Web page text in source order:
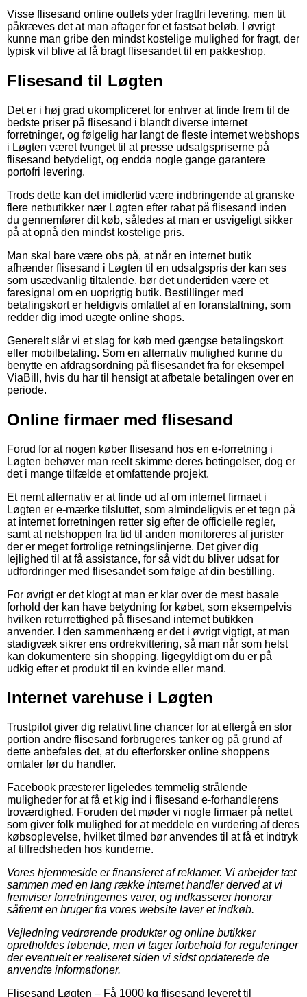
Visse flisesand online outlets yder fragtfri levering, men tit
påkræves det at man aftager for et fastsat beløb. I øvrigt
kunne man gribe den mindst kostelige mulighed for fragt, der
typisk vil blive at få bragt flisesandet til en pakkeshop.
Flisesand til Løgten
Det er i høj grad ukompliceret for enhver at finde frem til de
bedste priser på flisesand i blandt diverse internet
forretninger, og følgelig har langt de fleste internet webshops
i Løgten været tvunget til at presse udsalgspriserne på
flisesand betydeligt, og endda nogle gange garantere
portofri levering.
Trods dette kan det imidlertid være indbringende at granske
flere netbutikker nær Løgten efter rabat på flisesand inden
du gennemfører dit køb, således at man er usvigeligt sikker
på at opnå den mindst kostelige pris.
Man skal bare være obs på, at når en internet butik
afhænder flisesand i Løgten til en udsalgspris der kan ses
som usædvanlig tiltalende, bør det undertiden være et
faresignal om en uoprigtig butik. Bestillinger med
betalingskort er heldigvis omfattet af en foranstaltning, som
redder dig imod uægte online shops.
Generelt slår vi et slag for køb med gængse betalingskort
eller mobilbetaling. Som en alternativ mulighed kunne du
benytte en afdragsordning på flisesandet fra for eksempel
ViaBill, hvis du har til hensigt at afbetale betalingen over en
periode.
Online firmaer med flisesand
Forud for at nogen køber flisesand hos en e-forretning i
Løgten behøver man reelt skimme deres betingelser, dog er
det i mange tilfælde et omfattende projekt.
Et nemt alternativ er at finde ud af om internet firmaet i
Løgten er e-mærke tilsluttet, som almindeligvis er et tegn på
at internet forretningen retter sig efter de officielle regler,
samt at netshoppen fra tid til anden monitoreres af jurister
der er meget fortrolige retningslinjerne. Det giver dig
lejlighed til at få assistance, for så vidt du bliver udsat for
udfordringer med flisesandet som følge af din bestilling.
For øvrigt er det klogt at man er klar over de mest basale
forhold der kan have betydning for købet, som eksempelvis
hvilken returrettighed på flisesand internet butikken
anvender. I den sammenhæng er det i øvrigt vigtigt, at man
stadigvæk sikrer ens ordrekvittering, så man når som helst
kan dokumentere sin shopping, ligegyldigt om du er på
udkig efter et produkt til en kvinde eller mand.
Internet varehuse i Løgten
Trustpilot giver dig relativt fine chancer for at eftergå en stor
portion andre flisesand forbrugeres tanker og på grund af
dette anbefales det, at du efterforsker online shoppens
omtaler før du handler.
Facebook præsterer ligeledes temmelig strålende
muligheder for at få et kig ind i flisesand e-forhandlerens
troværdighed. Foruden det møder vi nogle firmaer på nettet
som giver folk mulighed for at meddele en vurdering af deres
købsoplevelse, hvilket tilmed bør anvendes til at få et indtryk
af tilfredsheden hos kunderne.
Vores hjemmeside er finansieret af reklamer. Vi arbejder tæt
sammen med en lang række internet handler derved at vi
fremviser forretningernes varer, og indkasserer honorar
såfremt en bruger fra vores website laver et indkøb.
Vejledning vedrørende produkter og online butikker
opretholdes løbende, men vi tager forbehold for reguleringer
der eventuelt er realiseret siden vi sidst opdaterede de
anvendte informationer.
Flisesand Løgten – Få 1000 kg flisesand leveret til